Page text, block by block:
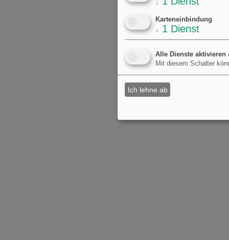
↓
Karteneinbindung
↓ 1 Dienst
Alle Dienste aktivieren
Mit diesem Schalter
Ich lehne ab